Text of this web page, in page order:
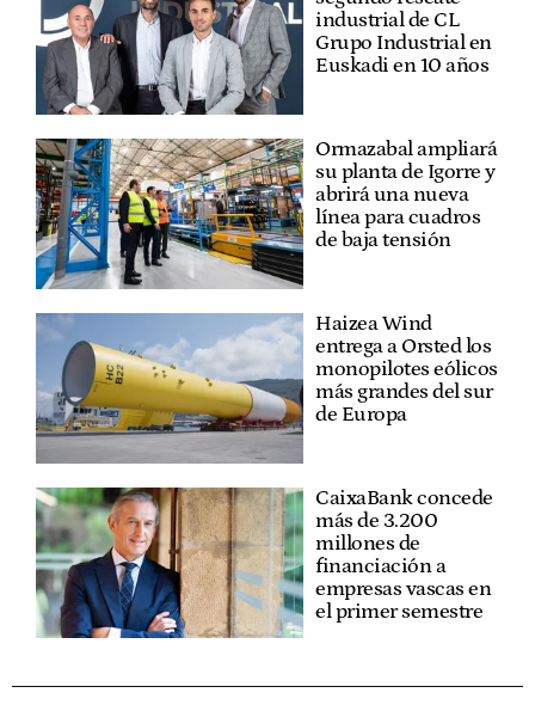
industrial de CL
Grupo Industrial en
Euskadi en 10 años
Ormazabal ampliará
su planta de Igorre y
abrirá una nueva
línea para cuadros
de baja tensión
Haizea Wind
entrega a Orsted los
monopilotes eólicos
más grandes del sur
de Europa
CaixaBank concede
más de 3.200
millones de
financiación a
empresas vascas en
el primer semestre